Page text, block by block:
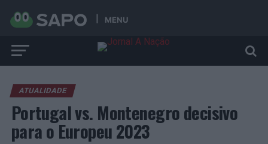
MENU
ATUALIDADE
Portugal vs. Montenegro decisivo
para o Europeu 2023